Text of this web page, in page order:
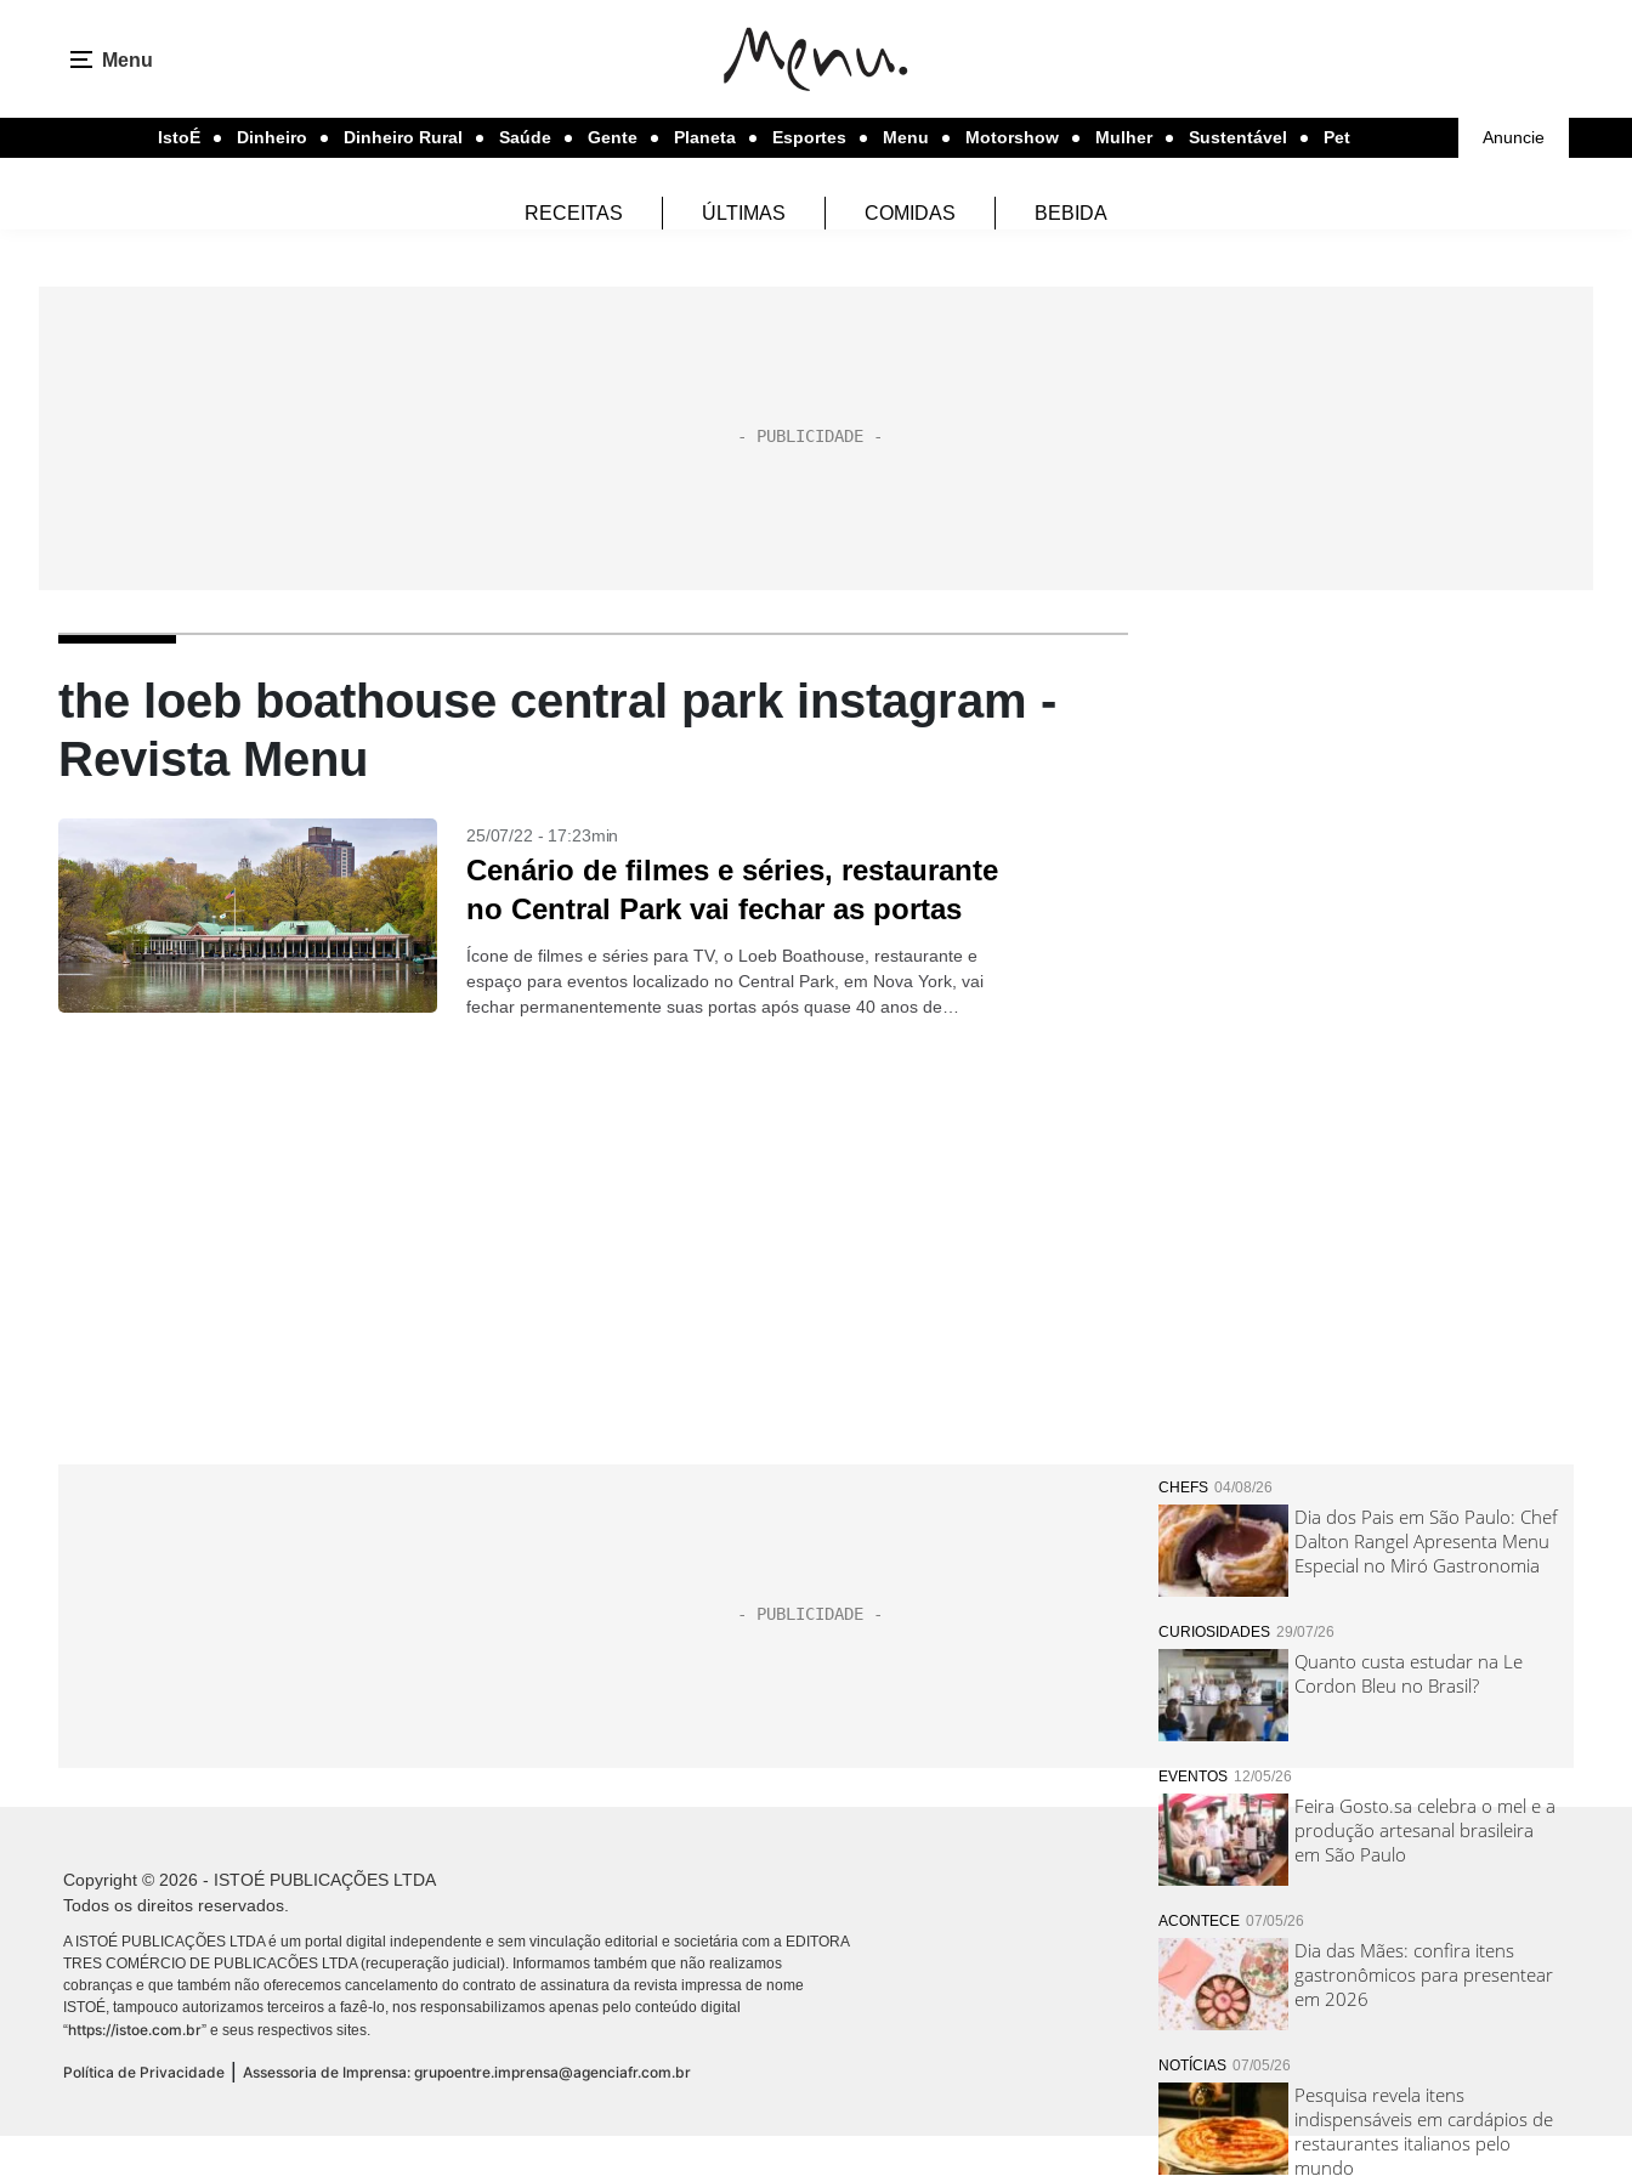
Menu
IstoÉ Dinheiro Dinheiro Rural Saúde Gente Planeta Esportes Menu Motorshow Mulher Sustentável Pet Anuncie
RECEITAS ÚLTIMAS COMIDAS BEBIDA
the loeb boathouse central park instagram -
Revista Menu
25/07/22 - 17:23min
Cenário de filmes e séries, restaurante
no Central Park vai fechar as portas
Ícone de filmes e séries para TV, o Loeb Boathouse, restaurante e
espaço para eventos localizado no Central Park, em Nova York, vai
fechar permanentemente suas portas após quase 40 anos de
CHEFS 04/08/26
Dia dos Pais em São Paulo: Chef
Dalton Rangel Apresenta Menu
Especial no Miró Gastronomia
CURIOSIDADES 29/07/26
Quanto custa estudar na Le
Cordon Bleu no Brasil?
EVENTOS 12/05/26
Feira Gosto.sa celebra o mel e a
produção artesanal brasileira
em São Paulo
ACONTECE 07/05/26
Dia das Mães: confira itens
gastronômicos para presentear
em 2026
NOTÍCIAS 07/05/26
Pesquisa revela itens
indispensáveis em cardápios de
restaurantes italianos pelo
mundo
Copyright © 2026 - ISTOÉ PUBLICAÇÕES LTDA
Todos os direitos reservados.
A ISTOÉ PUBLICAÇÕES LTDA é um portal digital independente e sem vinculação editorial e societária com a EDITORA
TRES COMÉRCIO DE PUBLICACÕES LTDA (recuperação judicial). Informamos também que não realizamos
cobranças e que também não oferecemos cancelamento do contrato de assinatura da revista impressa de nome
ISTOÉ, tampouco autorizamos terceiros a fazê-lo, nos responsabilizamos apenas pelo conteúdo digital
“https://istoe.com.br” e seus respectivos sites.
Política de Privacidade Assessoria de Imprensa: grupoentre.imprensa@agenciafr.com.br